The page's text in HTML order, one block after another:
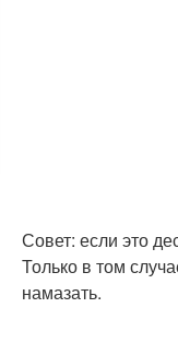
Совет: если это
Только в том
намазать.